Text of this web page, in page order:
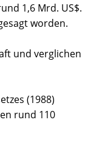
1,6 Mrd. US$.
worden.
und verglichen
(1988)
rund 110